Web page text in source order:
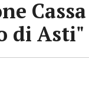
di Asti"